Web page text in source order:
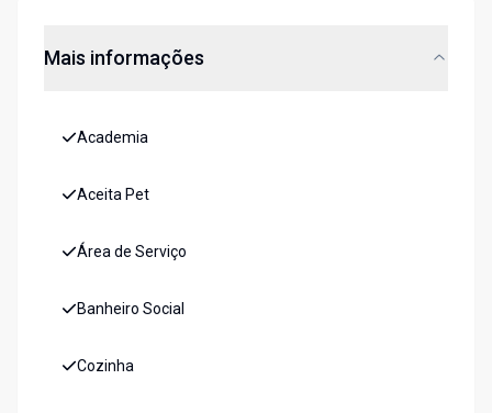
Mais informações
Academia
Aceita Pet
Área de Serviço
Banheiro Social
Cozinha